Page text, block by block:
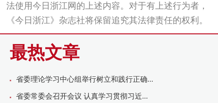
法使用今日浙江网的上述内容。对于有上述行为者，
《今日浙江》杂志社将保留追究其法律责任的权利。
最热文章